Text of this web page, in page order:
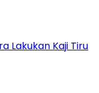
Lakukan Kaji Tiru